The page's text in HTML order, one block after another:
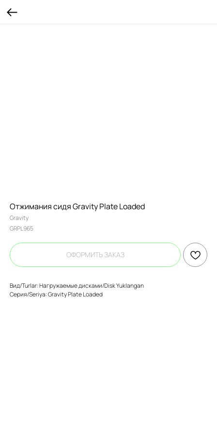
Отжимания сидя Gravity Plate Loaded
Gravity
GRPL965
ОФОРМИТЬ ЗАКАЗ
Вид/Turlar: Нагружаемые дисками/Disk Yuklangan
Серия/Seriya: Gravity Plate Loaded